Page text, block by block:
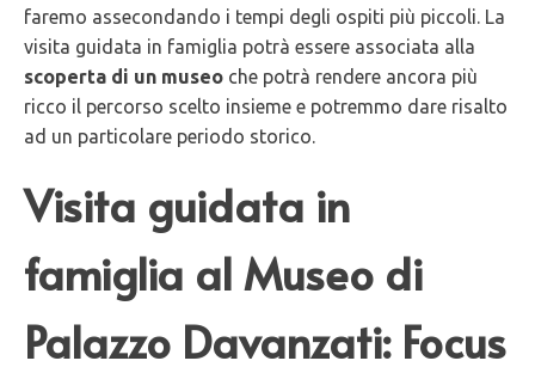
faremo assecondando i tempi degli ospiti più piccoli. La
visita guidata in famiglia potrà essere associata alla
scoperta di un museo che potrà rendere ancora più
ricco il percorso scelto insieme e potremmo dare risalto
ad un particolare periodo storico.
Visita guidata in
famiglia al Museo di
Palazzo Davanzati: Focus